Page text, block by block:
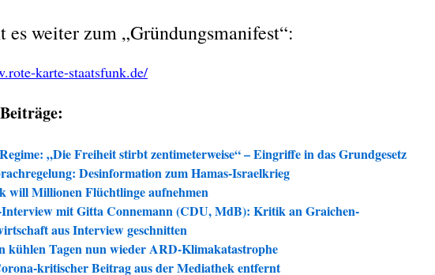
es weiter zum „Gründungsmanifest“:
karte-staatsfunk.de/
„Die Freiheit stirbt zentimeterweise“ – Eingriffe in das Grundgesetz
Desinformation zum Hamas-Israelkrieg
will Millionen Flüchtlinge aufnehmen
mit Gitta Connemann (CDU, MdB): Kritik an Graichen-
aus Interview geschnitten
kühlen Tagen nun wieder ARD-Klimakatastrophe
kritischer Beitrag aus der Mediathek entfernt